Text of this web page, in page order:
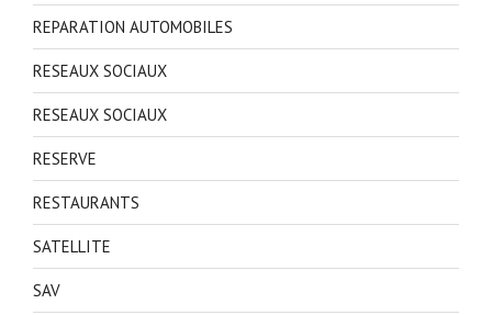
REPARATION AUTOMOBILES
RESEAUX SOCIAUX
RESEAUX SOCIAUX
RESERVE
RESTAURANTS
SATELLITE
SAV